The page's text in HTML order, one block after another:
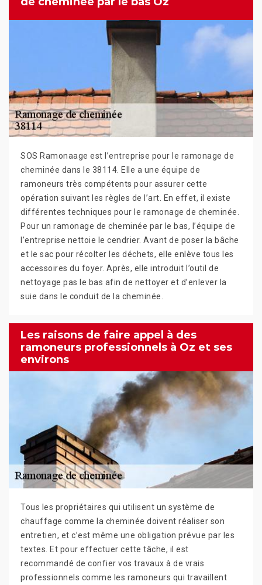
SOS Ramonaage est l’entreprise pour le ramonage de
cheminée dans le 38114. Elle a une équipe de
ramoneurs très compétents pour assurer cette
opération suivant les règles de l’art. En effet, il existe
différentes techniques pour le ramonage de cheminée.
Pour un ramonage de cheminée par le bas, l’équipe de
l’entreprise nettoie le cendrier. Avant de poser la bâche
et le sac pour récolter les déchets, elle enlève tous les
accessoires du foyer. Après, elle introduit l’outil de
nettoyage pas le bas afin de nettoyer et d’enlever la
suie dans le conduit de la cheminée.
Les raisons de faire appel à des
ramoneurs professionnels à Oz et ses
environs
Tous les propriétaires qui utilisent un système de
chauffage comme la cheminée doivent réaliser son
entretien, et c’est même une obligation prévue par les
textes. Et pour effectuer cette tâche, il est
recommandé de confier vos travaux à de vrais
professionnels comme les ramoneurs qui travaillent